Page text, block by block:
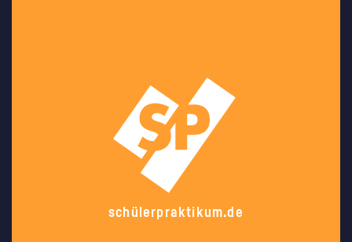
schülerpraktikum.de